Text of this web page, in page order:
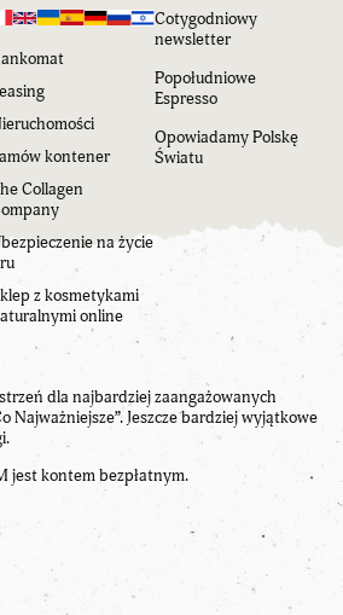
kontener
Collagen
na życie
z kosmetykami
online
Cotygodniowy
newsletter
Popołudniowe
Espresso
Opowiadamy Polskę
Światu
dla najbardziej zaangażowanych
Najważniejsze”. Jeszcze bardziej wyjątkowe
jest kontem bezpłatnym.